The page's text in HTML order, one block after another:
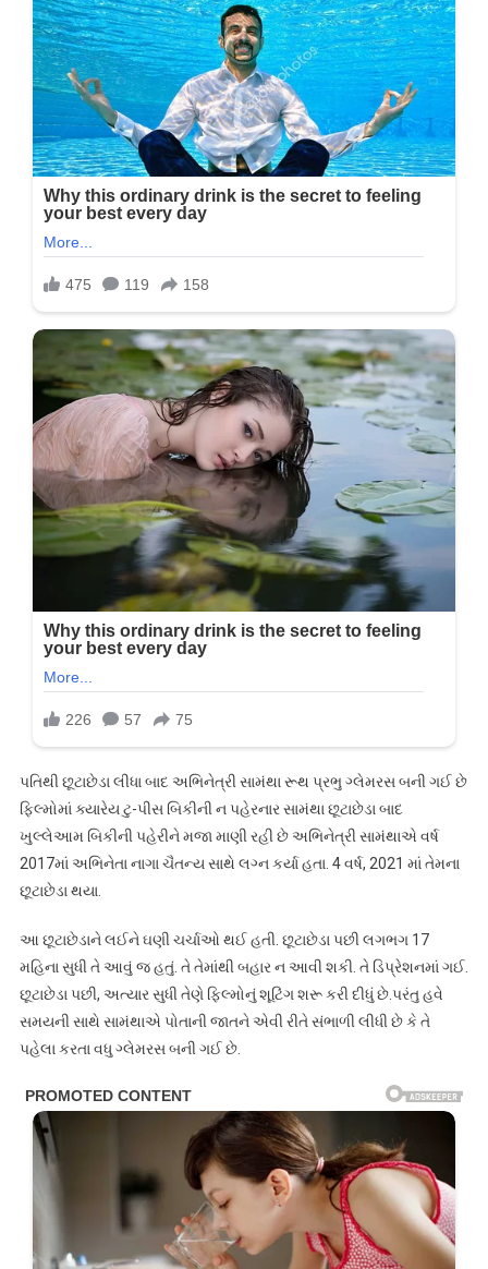
પતિથી છૂટાછેડા લીધા બાદ અભિનેત્રી સામંથા રૂથ પ્રભુ ગ્લેમરસ બની ગઈ છે
ફિલ્મોમાં ક્યારેય ટુ-પીસ બિકીની ન પહેરનાર સામંથા છૂટાછેડા બાદ
ખુલ્લેઆમ બિકીની પહેરીને મજા માણી રહી છે અભિનેત્રી સામંથાએ વર્ષ
2017માં અભિનેતા નાગા ચૈતન્ય સાથે લગ્ન કર્યા હતા. 4 વર્ષ, 2021 માં તેમના
છૂટાછેડા થયા.
આ છૂટાછેડાને લઈને ઘણી ચર્ચાઓ થઈ હતી. છૂટાછેડા પછી લગભગ 17
મહિના સુધી તે આવું જ હતું. તે તેમાંથી બહાર ન આવી શકી. તે ડિપ્રેશનમાં ગઈ.
છૂટાછેડા પછી, અત્યાર સુધી તેણે ફિલ્મોનું શૂટિંગ શરૂ કરી દીધું છે.પરંતુ હવે
સમયની સાથે સામંથાએ પોતાની જાતને એવી રીતે સંભાળી લીધી છે કે તે
પહેલા કરતા વધુ ગ્લેમરસ બની ગઈ છે.